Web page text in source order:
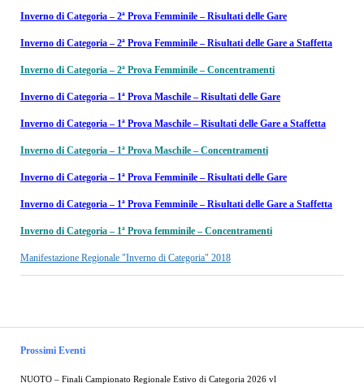
Prossimi Eventi
NUOTO – Finali Campionato Regionale Estivo di Categoria 2026 vl
Inverno di Categoria – 2ª Prova Femminile – Risultati delle Gare
Inverno di Categoria – 2ª Prova Femminile – Risultati delle Gare a Staffetta
Inverno di Categoria – 2ª Prova Femminile – Concentramenti
Inverno di Categoria – 1ª Prova Maschile – Risultati delle Gare
Inverno di Categoria – 1ª Prova Maschile – Risultati delle Gare a Staffetta
Inverno di Categoria – 1ª Prova Maschile – Concentramenti
Inverno di Categoria – 1ª Prova Femminile – Risultati delle Gare
Inverno di Categoria – 1ª Prova Femminile – Risultati delle Gare a Staffetta
Inverno di Categoria – 1ª Prova femminile – Concentramenti
Manifestazione Regionale "Inverno di Categoria" 2018